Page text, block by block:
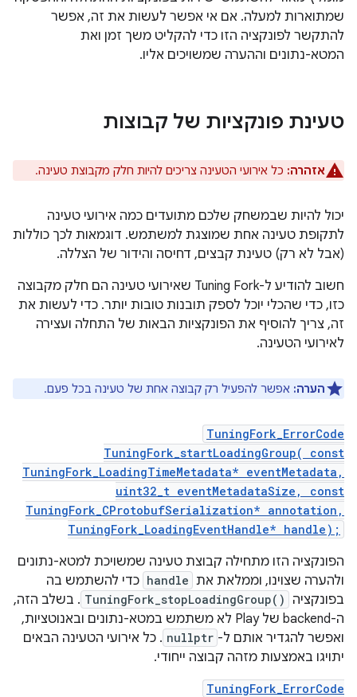
שמתוארות למעלה. אם אי אפשר לעשות את זה, אפשר
להתקשר לפונקציה הזו כדי להקליט משך זמן ואת
המטא-נתונים וההערה שמשויכים אליו.
טעינת פונקציות של קבוצות
אזהרה: כל אירועי הטעינה צריכים להיות חלק מקבוצת טעינה.
יכול להיות שבמשחק שלכם מתועדים כמה אירועי טעינה
לתקופת טעינה אחת שמוצגת למשתמש. דוגמאות לכך כוללות
(אבל לא רק) טעינת קבצים, דחיסה והידור של הצללה.
חשוב להודיע ל-Tuning Fork שאירועי טעינה הם חלק מקבוצה
כזו, כדי שהכלי יוכל לספק תובנות טובות יותר. כדי לעשות את
זה, צריך להוסיף את הפונקציות הבאות של התחלה ועצירה
לאירועי הטעינה.
הערה: אפשר להפעיל רק קבוצה אחת של טעינה בכל פעם.
TuningFork_ErrorCode
TuningFork_startLoadingGroup( const
TuningFork_LoadingTimeMetadata* eventMetadata,
uint32_t eventMetadataSize, const
TuningFork_CProtobufSerialization* annotation,
TuningFork_LoadingEventHandle* handle);
הפונקציה הזו מתחילה קבוצת טעינה שמשויכת למטא-נתונים
ולהערה שצוינו, וממלאת את handle כדי להשתמש בה
בפונקציה
TuningFork_stopLoadingGroup() . בשלב הזה,
ה-backend של Play לא משתמש במטא-נתונים ובאנוטציות,
ואפשר להגדיר אותם ל- nullptr . כל אירועי הטעינה הבאים
יתויגו באמצעות מזהה קבוצה ייחודי.
TuningFork_ErrorCode